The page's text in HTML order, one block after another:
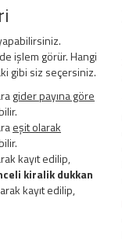
işlem görür. Hangi
gibi siz seçersiniz.
gider payına göre
eşit olarak
kayıt edilip,
kiralik dukkan
kayıt edilip,